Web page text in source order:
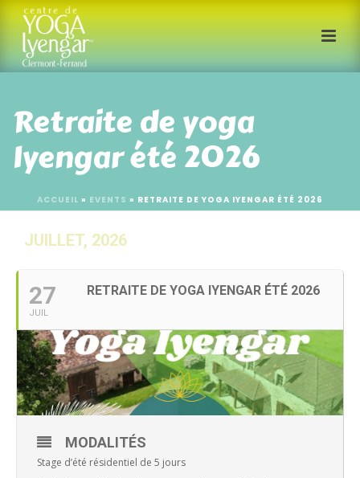
Retraite de yoga
Iyengar été 2026
ACCUEIL » EVENTS » RETRAITE DE YOGA IYENGAR ÉTÉ 2026
JUILLET, 2026
27
JUIL
RETRAITE DE YOGA IYENGAR ÉTÉ 2026
MODALITÉS
Stage d’été résidentiel de 5 jours